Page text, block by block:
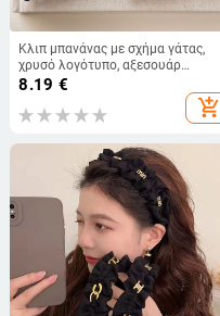
Κλιπ μπανάνας με σχήμα γάτας,
χρυσό λογότυπο, αξεσουάρ
μαλλιών
8.19 €
add_shopping_cart